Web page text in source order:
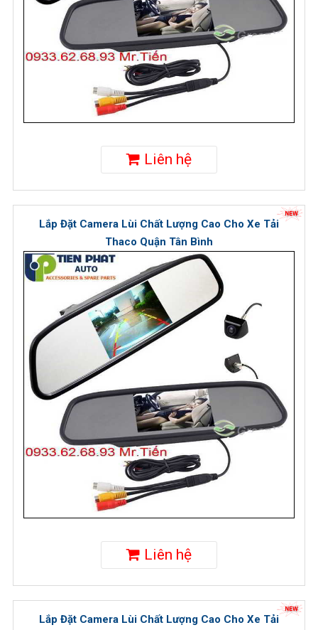
Liên hệ
Lắp Đặt Camera Lùi Chất Lượng Cao Cho Xe Tải
Thaco Quận Tân Bình
Liên hệ
Lắp Đặt Camera Lùi Chất Lượng Cao Cho Xe Tải